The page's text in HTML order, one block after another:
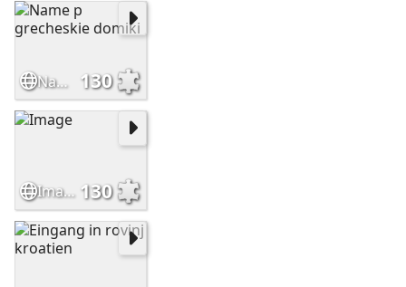
Name p grecheskie domiki 130
Image 130